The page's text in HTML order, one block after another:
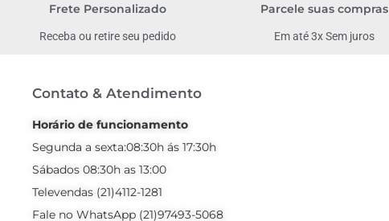
Frete Personalizado
Receba ou retire seu pedido
Parcele suas compras
Em até 3x Sem juros
Contato & Atendimento
Horário de funcionamento
Segunda a sexta:08:30h ás 17:30h
Sábados 08:30h as 13:00
Televendas (21)4112-1281
Fale no WhatsApp (21)97493-5068